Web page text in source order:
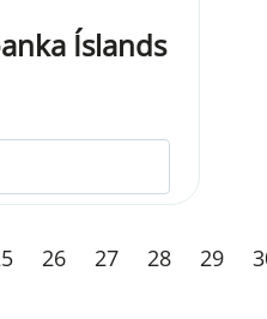
Íslands
26 27 28 29